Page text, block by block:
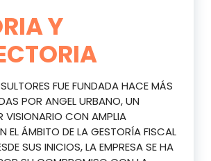
Y
FUE FUNDADA HACE MÁS
POR ANGEL URBANO, UN
VISIONARIO CON AMPLIA
EL ÁMBITO DE LA GESTORÍA FISCAL
SUS INICIOS, LA EMPRESA SE HA